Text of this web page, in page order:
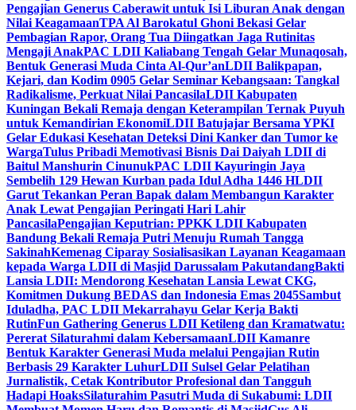
Pengajian Generus Caberawit untuk Isi Liburan Anak dengan
Nilai KeagamaanTPA Al Barokatul Ghoni Bekasi Gelar
Pembagian Rapor, Orang Tua Diingatkan Jaga Rutinitas
Mengaji AnakPAC LDII Kaliabang Tengah Gelar Munaqosah,
Bentuk Generasi Muda Cinta Al-Qur’anLDII Balikpapan,
Kejari, dan Kodim 0905 Gelar Seminar Kebangsaan: Tangkal
Radikalisme, Perkuat Nilai PancasilaLDII Kabupaten
Kuningan Bekali Remaja dengan Keterampilan Ternak Puyuh
untuk Kemandirian EkonomiLDII Batujajar Bersama YPKI
Gelar Edukasi Kesehatan Deteksi Dini Kanker dan Tumor ke
WargaTulus Pribadi Memotivasi Bisnis Dai Daiyah LDII di
Baitul Manshurin CinunukPAC LDII Kayuringin Jaya
Sembelih 129 Hewan Kurban pada Idul Adha 1446 HLDII
Garut Tekankan Peran Bapak dalam Membangun Karakter
Anak Lewat Pengajian Peringati Hari Lahir
PancasilaPengajian Keputrian: PPKK LDII Kabupaten
Bandung Bekali Remaja Putri Menuju Rumah Tangga
SakinahKemenag Ciparay Sosialisasikan Layanan Keagamaan
kepada Warga LDII di Masjid Darussalam PakutandangBakti
Lansia LDII: Mendorong Kesehatan Lansia Lewat CKG,
Komitmen Dukung BEDAS dan Indonesia Emas 2045Sambut
Iduladha, PAC LDII Mekarrahayu Gelar Kerja Bakti
RutinFun Gathering Generus LDII Ketileng dan Kramatwatu:
Pererat Silaturahmi dalam KebersamaanLDII Kamanre
Bentuk Karakter Generasi Muda melalui Pengajian Rutin
Berbasis 29 Karakter LuhurLDII Sulsel Gelar Pelatihan
Jurnalistik, Cetak Kontributor Profesional dan Tangguh
Hadapi HoaksSilaturahim Pasutri Muda di Sukabumi: LDII